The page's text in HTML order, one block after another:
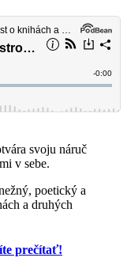
svoju náruč
v sebe.
poetický a
a druhých
prečítať!